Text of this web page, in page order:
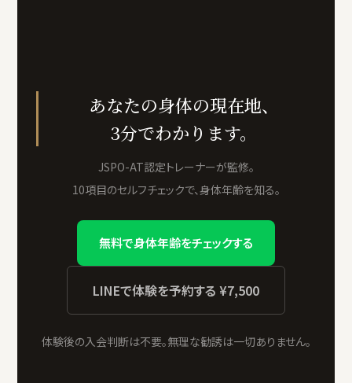
あなたの身体の現在地、
3分でわかります。
JSPO-AT認定トレーナーが監修。
10項目のセルフチェックで、身体年齢を知る。
無料で身体年齢をチェックする
LINEで体験を予約する ¥7,500
体験後の入会判断は不要。無理な勧誘は一切ありません。